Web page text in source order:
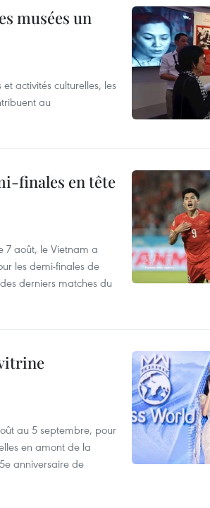
musées un
activités culturelles, les
au
finales en tête
7 août, le Vietnam a
les demi-finales de
derniers matches du
au 5 septembre, pour
en amont de la
anniversaire de